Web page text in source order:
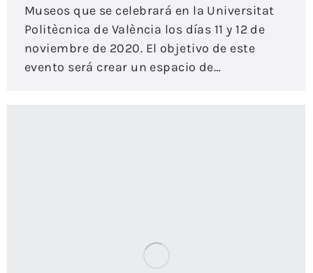
Museos que se celebrará en la Universitat
Politècnica de València los días 11 y 12 de
noviembre de 2020. El objetivo de este
evento será crear un espacio de…